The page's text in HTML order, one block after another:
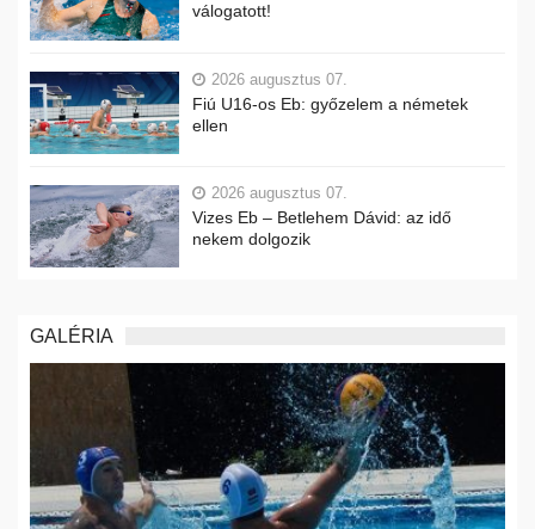
válogatott!
2026 augusztus 07.
Fiú U16-os Eb: győzelem a németek
ellen
2026 augusztus 07.
Vizes Eb – Betlehem Dávid: az idő
nekem dolgozik
GALÉRIA